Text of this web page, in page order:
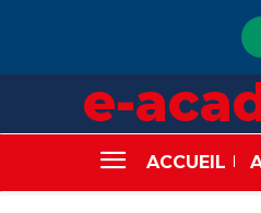
e-
ACCUEIL